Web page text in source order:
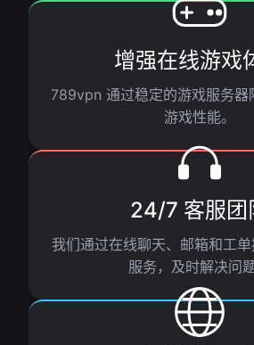
增强在线游戏
789vpn 通过稳定的游戏服务器
游戏性能。
24/7 客服团
我们通过在线聊天、邮箱和工
服务，及时解决问题